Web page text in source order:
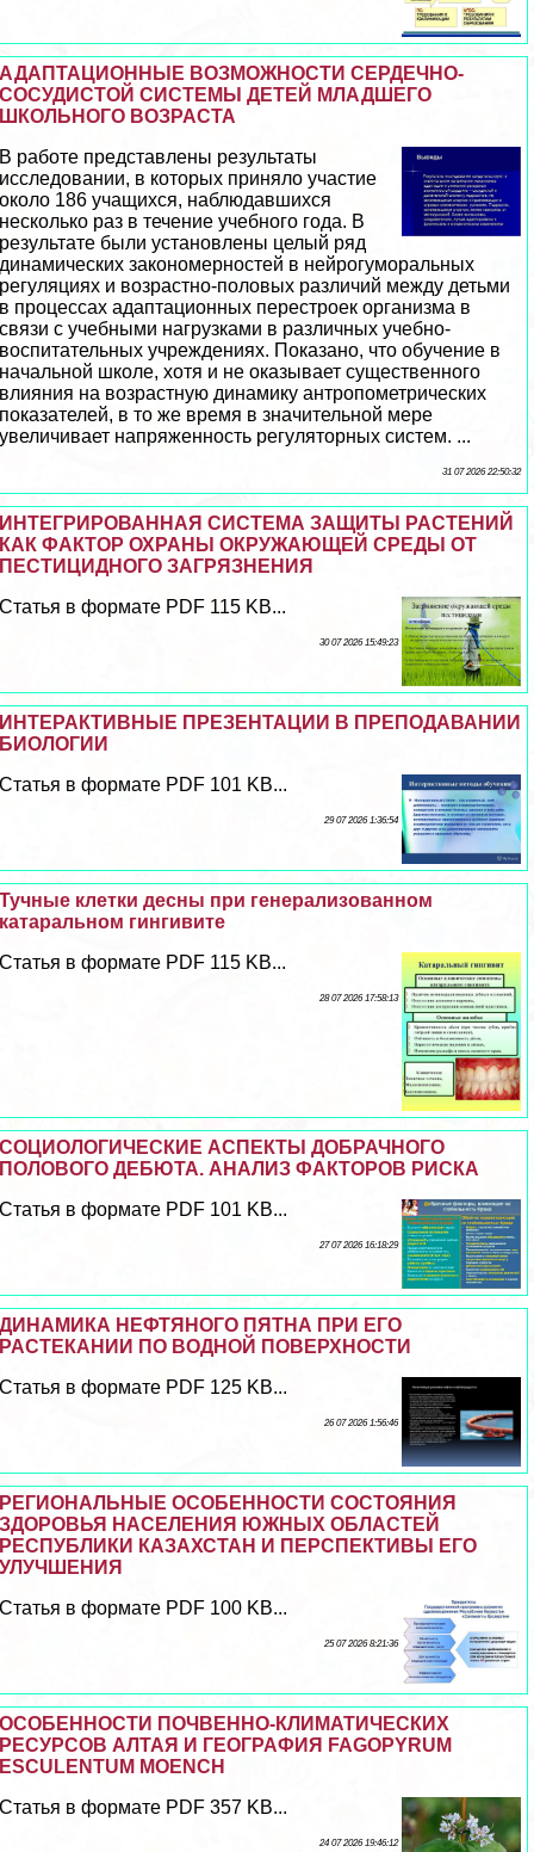
АДАПТАЦИОННЫЕ ВОЗМОЖНОСТИ СЕРДЕЧНО-
СОСУДИСТОЙ СИСТЕМЫ ДЕТЕЙ МЛАДШЕГО
ШКОЛЬНОГО ВОЗРАСТА
В работе представлены результаты
исследовании, в которых приняло участие
около 186 учащихся, наблюдавшихся
несколько раз в течение учебного года. В
результате были установлены целый ряд
динамических закономерностей в нейрогумopaльных
регуляциях и возрастно-пoлoвых различий между детьми
в процессах адаптационных перестроек организма в
связи с учебными нагрузками в различных учебно-
воспитательных учреждениях. Показано, что обучение в
начальной школе, хотя и не оказывает существенного
влияния на возрастную динамику антропометрических
показателей, в то же время в значительной мере
увеличивает напряженность регуляторных систем. ...
31 07 2026 22:50:32
ИНТЕГРИРОВАННАЯ СИСТЕМА ЗАЩИТЫ РАСТЕНИЙ
КАК ФАКТОР ОХРАНЫ ОКРУЖАЮЩЕЙ СРЕДЫ ОТ
ПЕСТИЦИДНОГО ЗАГРЯЗНЕНИЯ
Статья в формате PDF 115 KB...
30 07 2026 15:49:23
ИНТЕРАКТИВНЫЕ ПРЕЗЕНТАЦИИ В ПРЕПОДАВАНИИ
БИОЛОГИИ
Статья в формате PDF 101 KB...
29 07 2026 1:36:54
Тучные клетки десны при генерализованном
катаральном гингивите
Статья в формате PDF 115 KB...
28 07 2026 17:58:13
СОЦИОЛОГИЧЕСКИЕ АСПЕКТЫ ДОБРАЧНОГО
ПОЛОВОГО ДЕБЮТА. АНАЛИЗ ФАКТОРОВ РИСКА
Статья в формате PDF 101 KB...
27 07 2026 16:18:29
ДИНАМИКА НЕФТЯНОГО ПЯТНА ПРИ ЕГО
РАСТЕКАНИИ ПО ВОДНОЙ ПОВЕРХНОСТИ
Статья в формате PDF 125 KB...
26 07 2026 1:56:46
РЕГИОНАЛЬНЫЕ ОСОБЕННОСТИ СОСТОЯНИЯ
ЗДОРОВЬЯ НАСЕЛЕНИЯ ЮЖНЫХ ОБЛАСТЕЙ
РЕСПУБЛИКИ КАЗАХСТАН И ПЕРСПЕКТИВЫ ЕГО
УЛУЧШЕНИЯ
Статья в формате PDF 100 KB...
25 07 2026 8:21:36
ОСОБЕННОСТИ ПОЧВЕННО-КЛИМАТИЧЕСКИХ
РЕСУРСОВ АЛТАЯ И ГЕОГРАФИЯ FAGOPYRUM
ESCULENTUM MOENCH
Статья в формате PDF 357 KB...
24 07 2026 19:46:12